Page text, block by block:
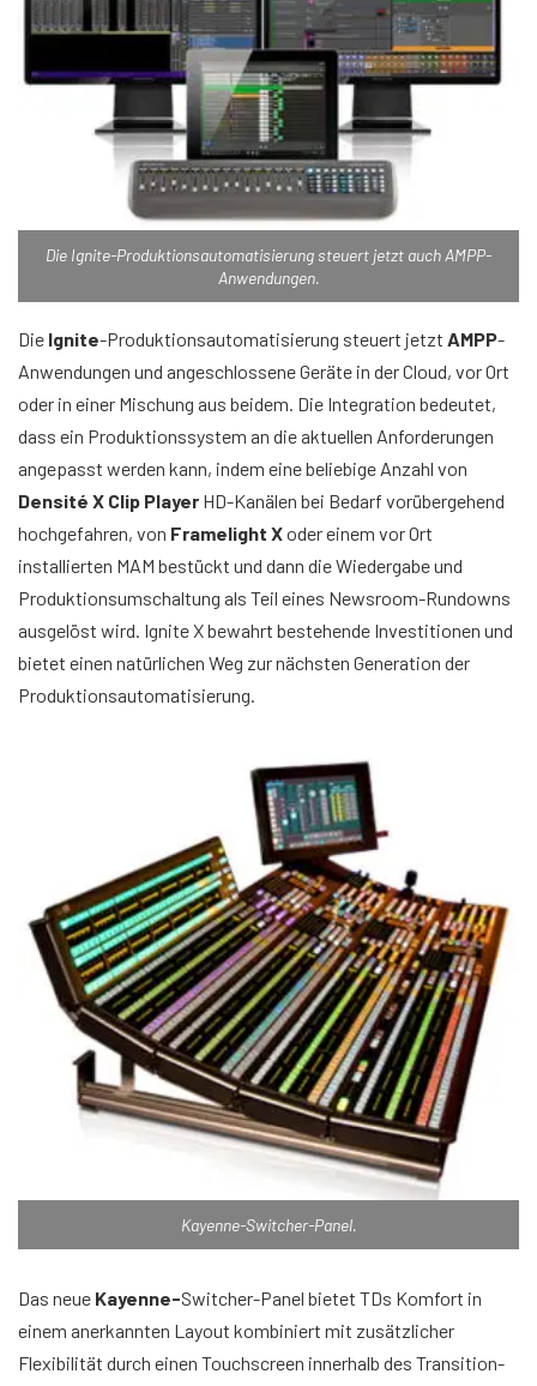
Die Ignite-Produktionsautomatisierung steuert jetzt auch AMPP-
Anwendungen.
Die Ignite-Produktionsautomatisierung steuert jetzt AMPP-
Anwendungen und angeschlossene Geräte in der Cloud, vor Ort
oder in einer Mischung aus beidem. Die Integration bedeutet,
dass ein Produktionssystem an die aktuellen Anforderungen
angepasst werden kann, indem eine beliebige Anzahl von
Densité X Clip Player HD-Kanälen bei Bedarf vorübergehend
hochgefahren, von Framelight Xoder einem vor Ort
installierten MAM bestückt und dann die Wiedergabe und
Produktionsumschaltung als Teil eines Newsroom-Rundowns
ausgelöst wird. Ignite X bewahrt bestehende Investitionen und
bietet einen natürlichen Weg zur nächsten Generation der
Produktionsautomatisierung.
Kayenne-Switcher-Panel.
Das neue Kayenne-Switcher-Panel bietet TDs Komfort in
einem anerkannten Layout kombiniert mit zusätzlicher
Flexibilität durch einen Touchscreen innerhalb des Transition-